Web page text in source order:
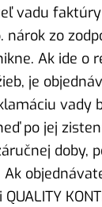
vadu
nárok zo
Ak ide o
je
vady
po jej
doby,
Ak